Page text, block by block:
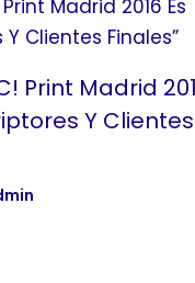
Print Madrid
Y Clientes